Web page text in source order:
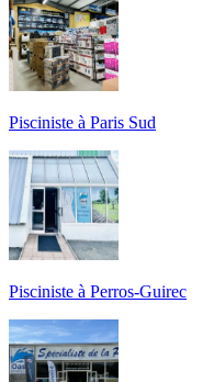
Pisciniste à Paris Sud
Pisciniste à Perros-Guirec